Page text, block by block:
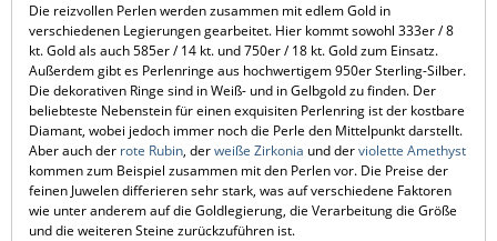
Die reizvollen Perlen werden zusammen mit edlem Gold in
verschiedenen Legierungen gearbeitet. Hier kommt sowohl 333er / 8
kt. Gold als auch 585er / 14 kt. und 750er / 18 kt. Gold zum Einsatz.
Außerdem gibt es Perlenringe aus hochwertigem 950er Sterling-Silber.
Die dekorativen Ringe sind in Weiß- und in Gelbgold zu finden. Der
beliebteste Nebenstein für einen exquisiten Perlenring ist der kostbare
Diamant, wobei jedoch immer noch die Perle den Mittelpunkt darstellt.
Aber auch der rote Rubin, derweiße Zirkonia und derviolette Amethyst
kommen zum Beispiel zusammen mit den Perlen vor. Die Preise der
feinen Juwelen differieren sehr stark, was auf verschiedene Faktoren
wie unter anderem auf die Goldlegierung, die Verarbeitung die Größe
und die weiteren Steine zurückzuführen ist.